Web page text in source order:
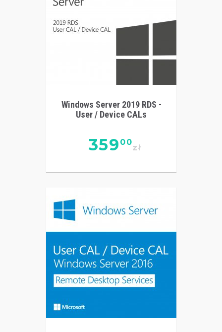
Windows Server 2019 RDS -
User / Device CALs
359 00
zł